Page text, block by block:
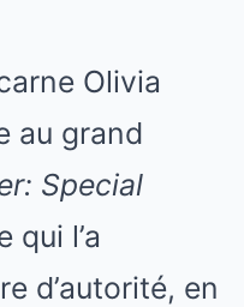
Olivia
au grand
Special
qui l’a
d’autorité, en